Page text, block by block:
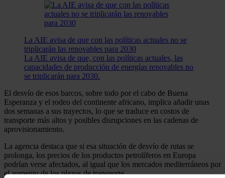
La AIE avisa de que con las políticas actuales no se
triplicarán las renovables para 2030
La AIE avisa de que, con las políticas actuales, las
capacidades de producción de energías renovables no
se triplicarán para 2030.
El desvío de esos barcos, sobre todo por el cabo de Buena
Esperanza y el rodeo del continente africano, implica añadir unas
dos semanas a sus trayectos, lo que se traduce en costos de
transporte más altos y posibles disrupciones en las cadenas de
aprovisionamiento.
La agencia destaca que si esa situación de desvío de rutas se
prolonga, los precios de los productos petrolíferos en Europa
podrían verse afectados, al igual que los mercados mediterráneos por
el aumento de los plazos de transporte.